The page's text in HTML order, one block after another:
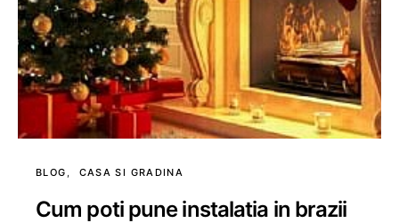
BLOG CASA SI GRADINA
Cum poti pune instalatia in brazii